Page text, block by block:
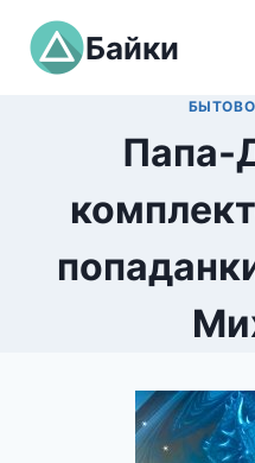
Перейти
содержимому
Байки
Папа-